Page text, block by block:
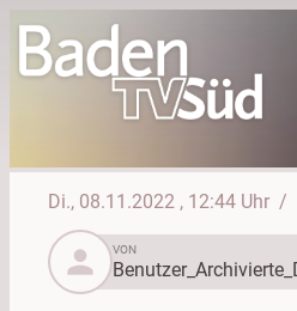
Di., 08.11.2022 , 12:44 Uhr /
person
VON